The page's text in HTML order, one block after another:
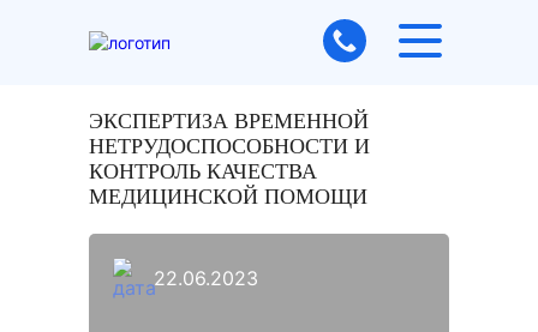
ЭКСПЕРТИЗА ВРЕМЕННОЙ
НЕТРУДОСПОСОБНОСТИ И
КОНТРОЛЬ КАЧЕСТВА
МЕДИЦИНСКОЙ ПОМОЩИ
22.06.2023